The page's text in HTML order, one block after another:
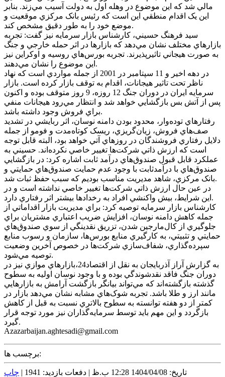
مالي شد که اين موضوع در وهله اول به دولت آسيب مي‌زند. بنابر
اين يک اقدام منطقي اين است که رئيس بانک مرکزي موقعيت و
موضع خود را به طور دقيق مشخص کند.
سيد فرهنگ حسيني، کارشناس بازار سرمايه نيز گفت: تجربه
بازار‌هاي مختلف نشان مي‌دهد که بازار‌ها در اثر حمله خارجي و جنگ
به صورت هيجاني تاثيرپذيرند. تجربه بورس‌هاي روسيه و اوکراين نيز
اين موضوع را نشان مي‌دهند.
در دهه اخير و 11 سپتامبر در 2001 از جمله مواردي است که نهاد
ناظر تحت تاثير هيجانات، اقدام به توقف بازار کرده است. بازار
سرمايه ايران در دوران جنگ 12 روزه، 9 روز متوقف بوده و اکنون
پس از آتش بس بازگشايي خواهد شد و انتظار مي‌رود هيجانات منفي
براي فروش وجود داشته باشد.
رفتار‌هاي توده‌وار، محدود بودن دامنه نوسان، اثر ربايشي در تشديد
صف‌هاي فروش، زيان‌گريزي، ريسک کوتاه‌مدت و فومو از جمله
دلايل رفتاري فروشندگان در روز‌هاي آتي خواهد بود، البته قابل توجه
است که ارزش ذاتي شرکت‌ها تغيير خاصي نکرده‌اند. حسيني به
عملکرد قابل قبول صندوق‌هاي درآمد ثابت اشاره کرد: در بازگشايي
صندوق‌هاي با درآمدثابت با وجود عدم حمايت صندوق‌هاي حمايتي و
بانک مرکزي، شاهد مديريت مناسب بوديم که سبب حفظ ثبات شد.
در عين حال ارزش ذاتي شرکت‌ها تغيير خاصي نداشته است و در
اين شرايط، بيش واکنشي افراد به رخداد‌ها بيشتر اثر رفتاري دارد.
کارشناس بازار سرمايه توصيه کرد: براي مديريت بازار اقداماتي از
جمله کاهش دامنه نوسان، افزايش ضريب اعتباري مشتريان براي
جلوگيري از کال‌مارجين شدن، تزريق نقدينگي از سوي صندوق‌هاي
حمايتي و تثبيتي، به کارگيري منابع بورس‌ها، سازمان و رسوب منابع
سپرده‌گذاري، شفاف‌سازي شرکت‌ها در خصوص آخرين وضعيت
توصيه مي‌شود.
به گزارش آراز آذربايجان به نقل از اقتصاد24،بازار‌هاي موازي نيز در
دوران جنگ فاقد نقدشوندگي بوده و با وجود نوسان اوليه به سطوح
گذشته بازگشته‌اند که مي‌تواند بيانگر بازگشت آرامش به بازار‌هايي
مانند ارز و طلا باشد. تجربه شوک‌هاي مشابه نشان مي‌دهد بازار در
کمتر از دو هفته توانسته به سطوح بالاتري نسبت به قبل از کاهش
بازگردد و اين مهم بايد توسط سرمايه‌گذاران نيز مورد توجه قرار
گيرد.
Azazarbaijan.aghtesadi@gmail.com
برچسب ها:
تاریخ: 1404/04/08 12:28 ب.ظ | دفعات بازدید: 1941 | چاپ